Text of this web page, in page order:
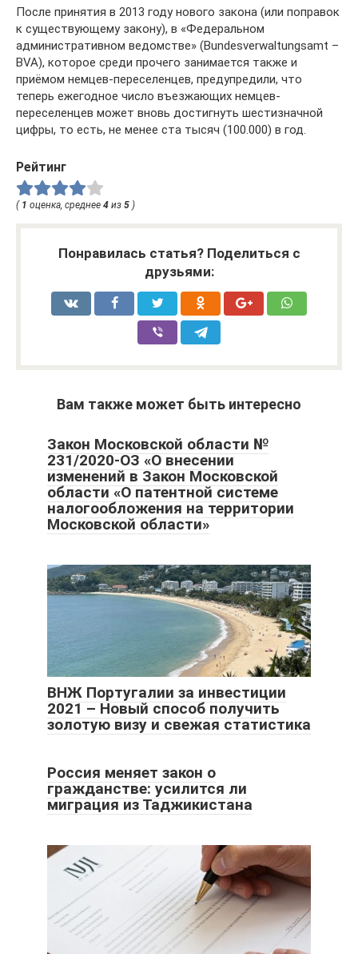
После принятия в 2013 году нового закона (или поправок
к существующему закону), в «Федеральном
административном ведомстве» (Bundesverwaltungsamt –
BVA), которое среди прочего занимается также и
приёмом немцев-переселенцев, предупредили, что
теперь ежегодное число въезжающих немцев-
переселенцев может вновь достигнуть шестизначной
цифры, то есть, не менее ста тысяч (100.000) в год.
Рейтинг
( 1 оценка, среднее 4 из 5 )
Понравилась статья? Поделиться с
друзьями:
Вам также может быть интересно
Закон Московской области №
231/2020-ОЗ «О внесении
изменений в Закон Московской
области «О патентной системе
налогообложения на территории
Московской области»
ВНЖ Португалии за инвестиции
2021 – Новый способ получить
золотую визу и свежая статистика
Россия меняет закон о
гражданстве: усилится ли
миграция из Таджикистана